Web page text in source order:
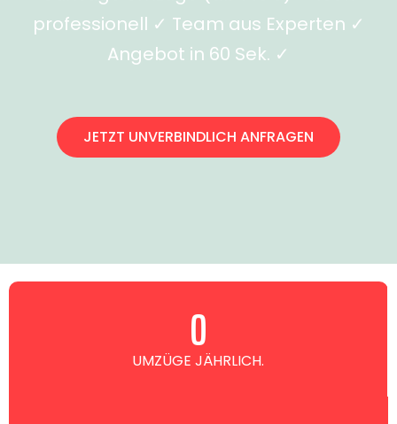
professionell ✓ Team aus Experten ✓
Angebot in 60 Sek. ✓
JETZT UNVERBINDLICH ANFRAGEN
UMZÜGE JÄHRLICH.
0